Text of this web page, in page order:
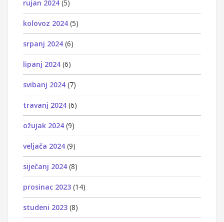
rujan 2024 (5)
kolovoz 2024 (5)
srpanj 2024 (6)
lipanj 2024 (6)
svibanj 2024 (7)
travanj 2024 (6)
ožujak 2024 (9)
veljača 2024 (9)
siječanj 2024 (8)
prosinac 2023 (14)
studeni 2023 (8)